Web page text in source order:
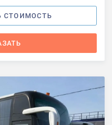
СТОИМОСТЬ